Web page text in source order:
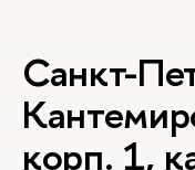
Санкт-
корп. 1,